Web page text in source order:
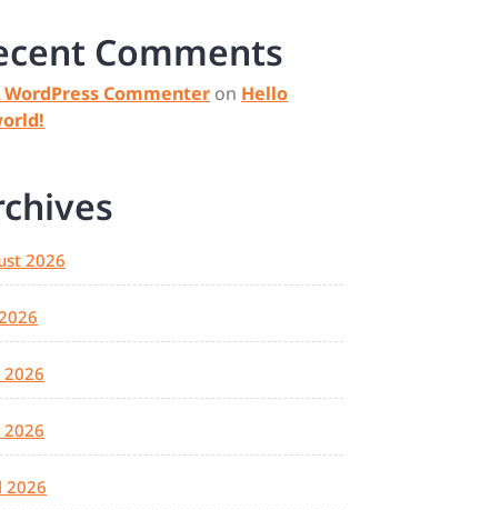
Comments
WordPress Commenter on Hello
2026
2026
2026
2026